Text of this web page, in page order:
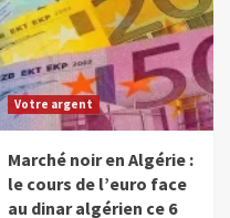
Votre argent
Marché noir en Algérie :
le cours de l’euro face
au dinar algérien ce 6